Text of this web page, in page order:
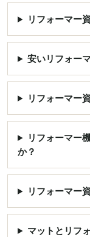
リフォーマー
安いリフォー
リフォーマー
リフォーマー
か？
リフォーマー
マットとリフ